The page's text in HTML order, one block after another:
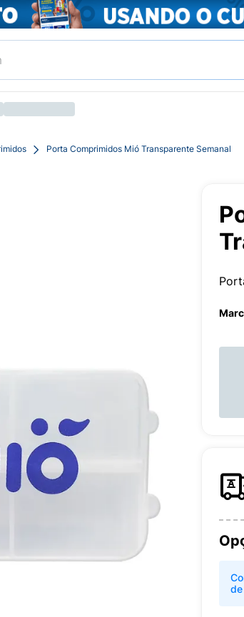
Porta Comprimidos Mió Transparente Semanal